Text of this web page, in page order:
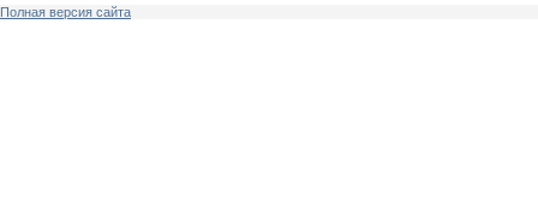
Полная версия сайта